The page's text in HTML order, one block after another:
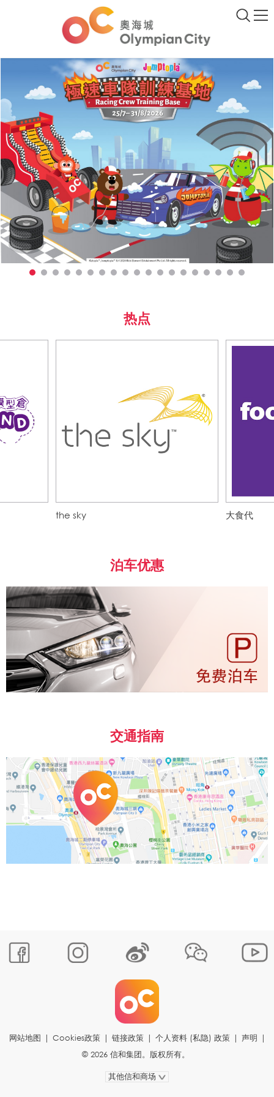
热点
the sky 大食代
泊车优惠
交通指南
网站地图 | Cookies政策 | 链接政策 | 个人资料 (私隐) 政策 | 声明 |
© 2026 信和集团。版权所有。
其他信和商场